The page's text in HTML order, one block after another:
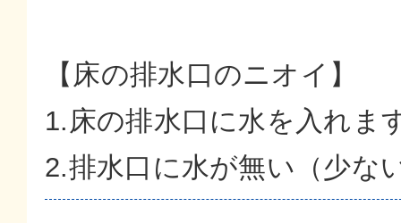
【床の排水口のニオイ】
1.床の排水口に水を入れま
2.排水口に水が無い（少な